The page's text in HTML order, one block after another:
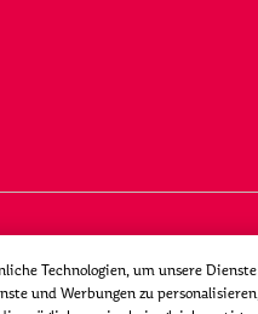
Technologien, um unsere
und Werbungen zu